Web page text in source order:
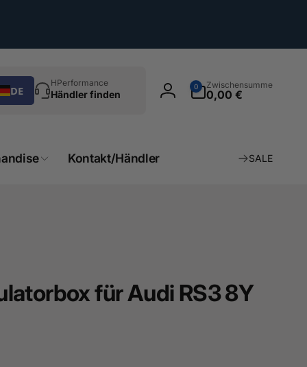
DE
HPerformance
Händler finden Einloggen
0
Artikel
Zwischensumme
0,00 €
Kontakt/Händler SALE
für Audi RS3 8Y